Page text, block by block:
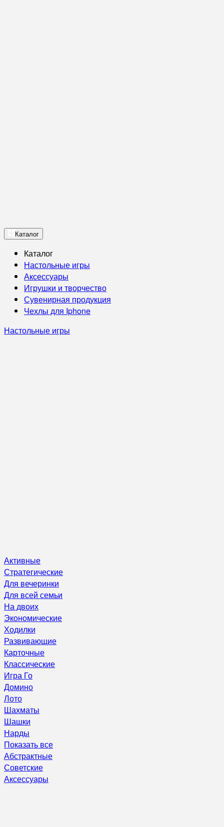
Каталог
Каталог
Настольные игры
Аксессуары
Игрушки и творчество
Сувенирная продукция
Чехлы для Iphone
Настольные игры
Активные
Стратегические
Для вечеринки
Для всей семьи
На двоих
Экономические
Ходилки
Развивающие
Карточные
Классические
Игра Го
Домино
Лото
Шахматы
Шашки
Нарды
Показать все
Абстрактные
Советские
Аксессуары